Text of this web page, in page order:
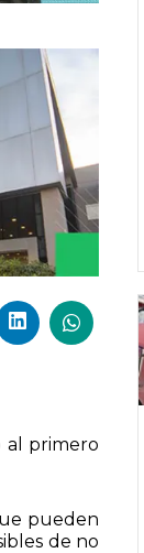
al primero
pueden
de no